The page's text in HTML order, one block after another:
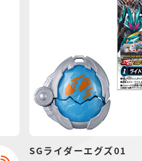
SGライダーエグズ01